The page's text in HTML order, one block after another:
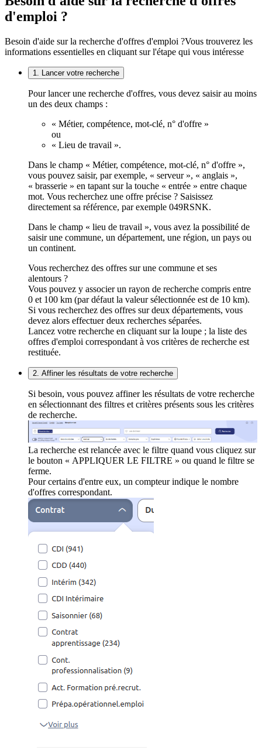
d'emploi ?
Besoin d'aide sur la recherche d'offres d'emploi ?Vous trouverez les
informations essentielles en cliquant sur l'étape qui vous intéresse
1. Lancer votre recherche
Pour lancer une recherche d'offres, vous devez saisir au moins
un des deux champs :
« Métier, compétence, mot-clé, n° d'offre »
ou
« Lieu de travail ».
Dans le champ « Métier, compétence, mot-clé, n° d'offre »,
vous pouvez saisir, par exemple, « serveur », « anglais »,
« brasserie » en tapant sur la touche « entrée » entre chaque
mot. Vous recherchez une offre précise ? Saisissez
directement sa référence, par exemple 049RSNK.
Dans le champ « lieu de travail », vous avez la possibilité de
saisir une commune, un département, une région, un pays ou
un continent.
Vous recherchez des offres sur une commune et ses
alentours ?
Vous pouvez y associer un rayon de recherche compris entre
0 et 100 km (par défaut la valeur sélectionnée est de 10 km).
Si vous recherchez des offres sur deux départements, vous
devez alors effectuer deux recherches séparées.
Lancez votre recherche en cliquant sur la loupe ; la liste des
offres d'emploi correspondant à vos critères de recherche est
restituée.
2. Affiner les résultats de votre recherche
Si besoin, vous pouvez affiner les résultats de votre recherche
en sélectionnant des filtres et critères présents sous les critères
de recherche.
La recherche est relancée avec le filtre quand vous cliquez sur
le bouton « APPLIQUER LE FILTRE » ou quand le filtre se
ferme.
Pour certains d'entre eux, un compteur indique le nombre
d'offres correspondant.